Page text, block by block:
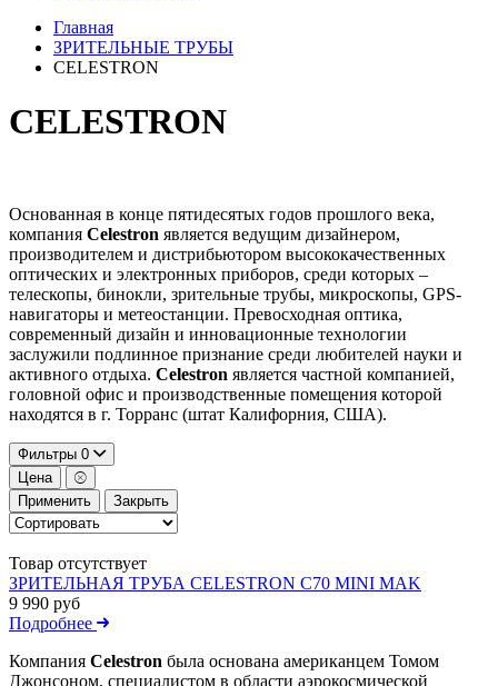
Главная
ЗРИТЕЛЬНЫЕ ТРУБЫ
CELESTRON
CELESTRON
Основанная в конце пятидесятых годов прошлого века,
компания Celestron является ведущим дизайнером,
производителем и дистрибьютором высококачественных
оптических и электронных приборов, среди которых –
телескопы, бинокли, зрительные трубы, микроскопы, GPS-
навигаторы и метеостанции. Превосходная оптика,
современный дизайн и инновационные технологии
заслужили подлинное признание среди любителей науки и
активного отдыха. Celestron является частной компанией,
головной офис и производственные помещения которой
находятся в г. Торранс (штат Калифорния, США).
Фильтры 0
Цена
Применить
Закрыть
Товар отсутствует
ЗРИТЕЛЬНАЯ ТРУБА CELESTRON C70 MINI MAK
9 990 руб
Подробнее
Компания Celestron была основана американцем Томом
Джонсоном, специалистом в области аэрокосмической